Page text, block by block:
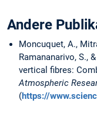
Andere
Moncuquet, A.,
Ramananarivo, S.,
vertical fibres:
Atmospheric
(https://